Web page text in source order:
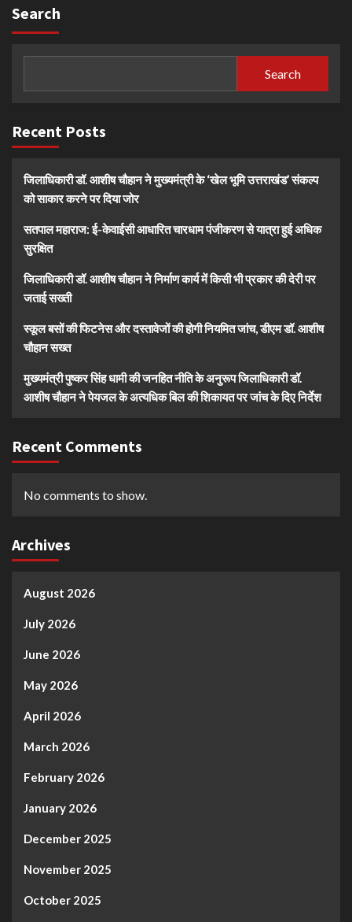
Search
Search
Recent Posts
जिलाधिकारी डॉ. आशीष चौहान ने मुख्यमंत्री के ‘खेल भूमि उत्तराखंड’ संकल्प
को साकार करने पर दिया जोर
सतपाल महाराज: ई-केवाईसी आधारित चारधाम पंजीकरण से यात्रा हुई अधिक
सुरक्षित
जिलाधिकारी डॉ. आशीष चौहान ने निर्माण कार्य में किसी भी प्रकार की देरी पर
जताई सख्ती
स्कूल बसों की फिटनेस और दस्तावेजों की होगी नियमित जांच, डीएम डॉ. आशीष
चौहान सख्त
मुख्यमंत्री पुष्कर सिंह धामी की जनहित नीति के अनुरूप जिलाधिकारी डॉ.
आशीष चौहान ने पेयजल के अत्यधिक बिल की शिकायत पर जांच के दिए निर्देश
Recent Comments
No comments to show.
Archives
August 2026
July 2026
June 2026
May 2026
April 2026
March 2026
February 2026
January 2026
December 2025
November 2025
October 2025